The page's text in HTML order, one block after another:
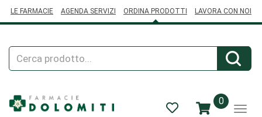
LE FARMACIE AGENDA SERVIZI ORDINA PRODOTTI LAVORA CON NOI
Cerca
Prodotto
0prodotti
inseriti